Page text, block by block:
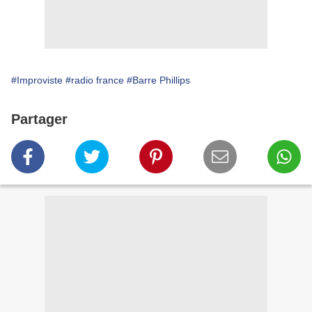
#Improviste #radio france #Barre Phillips
Partager